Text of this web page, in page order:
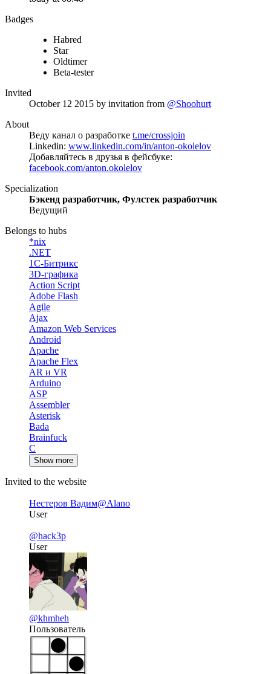
Badges
Habred
Star
Oldtimer
Beta-tester
Invited
October 12 2015 by invitation from @Shoohurt
About
Веду канал о разработке t.me/crossjoin
Linkedin: www.linkedin.com/in/anton-okolelov
Добавляйтесь в друзья в фейсбуке:
facebook.com/anton.okolelov
Specialization
Бэкенд разработчик, Фулстек разработчик
Ведущий
Belongs to hubs
*nix
.NET
1С-Битрикс
3D-графика
Action Script
Adobe Flash
Agile
Ajax
Amazon Web Services
Android
Apache
Apache Flex
AR и VR
Arduino
ASP
Assembler
Asterisk
Bada
Brainfuck
C
Show more
Invited to the website
Нестеров Вадим@Alano
User
@hack3p
User
@khmheh
Пользователь